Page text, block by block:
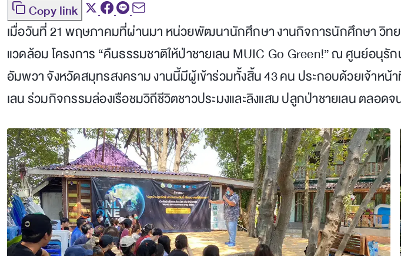
Copy link
เมื่อวันที่ 21 พฤษภาคมที่ผ่านมา หน่วยพัฒนานักศึกษา งานกิจการนักศึกษา วิ
แวดล้อม โครงการ “คืนธรรมชาติให้ป่าชายเลน MUIC Go Green!” ณ ศูนย์อนุรั
อัมพวา จังหวัดสมุทรสงคราม งานนี้มีผู้เข้าร่วมทั้งสิ้น 43 คน ประกอบด้วยเจ้าห
เลน ร่วมกิจกรรมล่องเรือชมวิถีชีวิตชาวประมงและลิงแสม ปลูกป่าชายเลน ตลอด